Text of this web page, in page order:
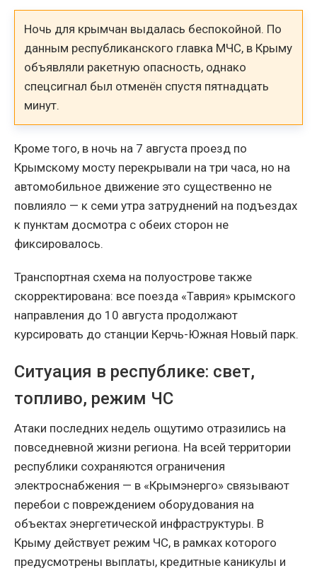
Ночь для крымчан выдалась беспокойной. По
данным республиканского главка МЧС, в Крыму
объявляли ракетную опасность, однако
спецсигнал был отменён спустя пятнадцать
минут.
Кроме того, в ночь на 7 августа проезд по
Крымскому мосту перекрывали на три часа, но на
автомобильное движение это существенно не
повлияло — к семи утра затруднений на подъездах
к пунктам досмотра с обеих сторон не
фиксировалось.
Транспортная схема на полуострове также
скорректирована: все поезда «Таврия» крымского
направления до 10 августа продолжают
курсировать до станции Керчь-Южная Новый парк.
Ситуация в республике: свет,
топливо, режим ЧС
Атаки последних недель ощутимо отразились на
повседневной жизни региона. На всей территории
республики сохраняются ограничения
электроснабжения — в «Крымэнерго» связывают
перебои с повреждением оборудования на
объектах энергетической инфраструктуры. В
Крыму действует режим ЧС, в рамках которого
предусмотрены выплаты, кредитные каникулы и